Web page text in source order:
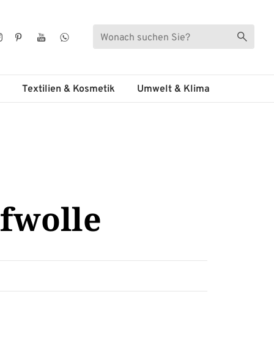
Pinterest
YouTubeWhatsApp
Suche Suche
Textilien & Kosmetik Umwelt & Klima